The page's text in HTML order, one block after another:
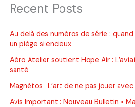
de
ans
Recent Posts
Au delà des numéros de série :
un piège silencieux
Aéro Atelier soutient Hope Air :
santé
Magnétos : L’art de ne pas jouer
Avis Important : Nouveau Bulletin «